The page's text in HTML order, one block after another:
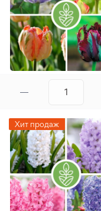
Хит продаж